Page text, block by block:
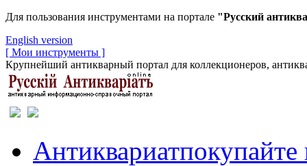
Для пользования инструментами на портале "Русский
English version
[ Мои инструменты ]
Крупнейший антикварный портал для коллекционеров,
Антиквариатпокупайте